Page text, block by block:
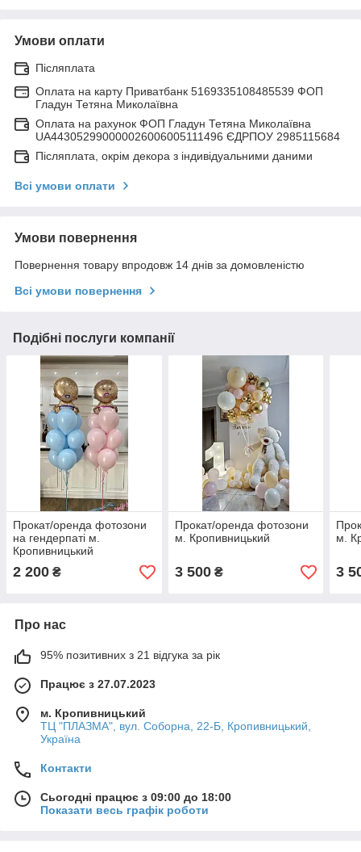
Умови оплати
Післяплата
Оплата на карту Приватбанк 5169335108485539 ФОП
Гладун Тетяна Миколаївна
Оплата на рахунок ФОП Гладун Тетяна Миколаївна
UA443052990000026006005111496 ЄДРПОУ 2985115684
Післяплата, окрім декора з індивідуальними даними
Всі умови оплати
Умови повернення
Повернення товару впродовж 14 днів за домовленістю
Всі умови повернення
Подібні послуги компанії
Прокат/оренда фотозони
на гендерпаті м.
Кропивницький
2 200 ₴
Прокат/оренда фотозони
м. Кропивницький
3 500₴
м.
3
Про нас
95% позитивних з 21 відгука за рік
Працює з 27.07.2023
м. Кропивницький
ТЦ "ПЛАЗМА", вул. Соборна, 22-Б, Кропивницький,
Україна
Контакти
Сьогодні працює з 09:00 до 18:00
Показати весь графік роботи